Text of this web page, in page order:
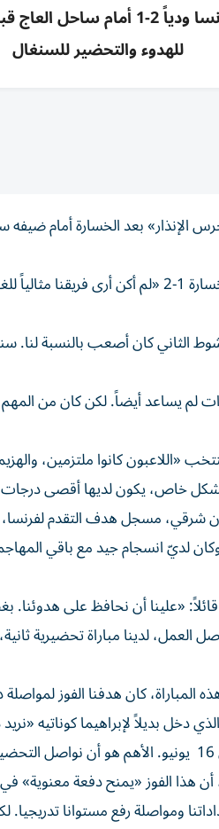
للهدوء والتحضير للسنغال
بعد الخسارة أمام ضيفه
وقال المدرب الفرنسي في مؤتمر صحفي بعد
كان أصعب بالنسبة لنا.
لم يساعد أيضاً. لكن كان من
«اللاعبون كانوا ملتزمين،
خاص، يكون لديها أقصى درجات
ريان شرقي، مسجل هدف التقدم
لديّ انسجام جيد مع باقي
«علينا أن نحافظ على هدوئنا.
العمل، لدينا مباراة تحضيرية
كان هدفنا الفوز لمواصلة
دخل بديلاً لإبراهيما كوناتيه
الفوز «يمنح دفعة معنوية»
ومواصلة رفع مستوانا